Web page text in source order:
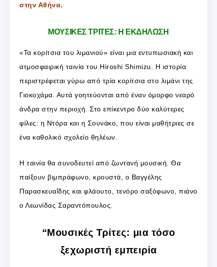
στην Αθήνα.
ΜΟΥΣΙΚΕΣ ΤΡΙΤΕΣ: Η ΕΚΔΗΛΩΣΗ
«Τα κορίτσια του λιμανιού» είναι μια εντυπωσιακή και
ατμοσφαιρική ταινία του Hiroshi Shimizu. Η ιστορία
περιστρέφεται γύρω από τρία κορίτσια στο λιμάνι της
Γιοκοχάμα. Αυτά γοητεύονται από έναν όμορφο νεαρό
άνδρα στην περιοχή. Στο επίκεντρο δύο καλύτερες
φίλες: η Ντόρα και η Σουνάκο, που είναι μαθήτριες σε
ένα καθολικό σχολείο θηλέων.
Η ταινία θα συνοδευτεί από ζωντανή μουσική. Θα
παίξουν βιμπράφωνο, κρουστά, ο Βαγγέλης
Παρασκευαΐδης και φλάουτο, τενόρο σαξόφωνο, πιάνο
ο Λεωνίδας Σαραντόπουλος.
“Μουσικές Τρίτες: μια τόσο
ξεχωριστή εμπειρία